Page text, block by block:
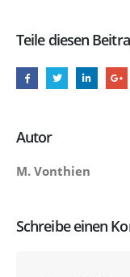
Teile diesen
Autor
M. Vonthien
Schreibe einen